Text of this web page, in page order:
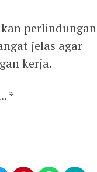
perlindungan
jelas agar
kerja.
*